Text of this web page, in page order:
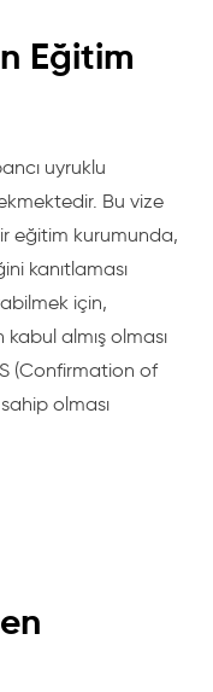
Eğitim
uyruklu
Bu vize
eğitim kurumunda,
kanıtlaması
için,
almış olması
(Confirmation of
olması